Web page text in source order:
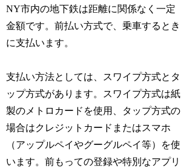
NY市内の地下鉄は距離に関係なく一定
金額です。前払い方式で、乗車するとき
に支払います。
支払い方法としては、スワイプ方式とタ
ップ方式があります。スワイプ方式は紙
製のメトロカードを使用、タップ方式の
場合はクレジットカードまたはスマホ
（アップルペイやグーグルペイ等）を使
います。前もっての登録や特別なアプリ